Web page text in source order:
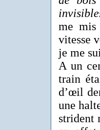
me
vitesse
je me
A un
train
d’œil
une
strident